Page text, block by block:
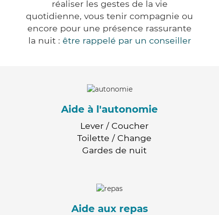
réaliser les gestes de la vie
quotidienne, vous tenir compagnie ou
encore pour une présence rassurante
la nuit : être rappelé par un conseiller
Aide à l'autonomie
Lever / Coucher
Toilette / Change
Gardes de nuit
Aide aux repas